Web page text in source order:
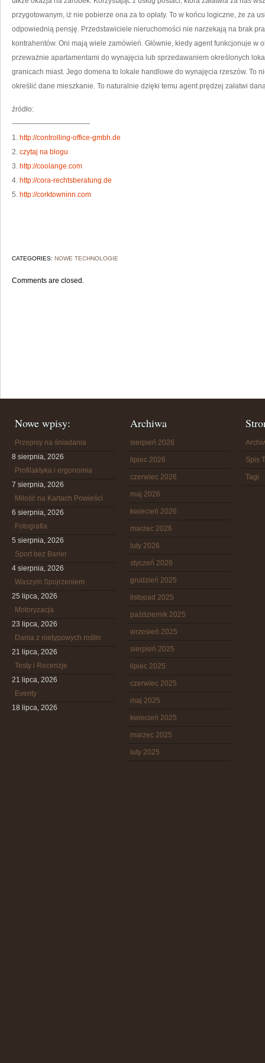
przygotowanym, iż nie pobierze ona za to opłaty. To w końcu logiczne, że za
odpowiednią pensję. Przedstawiciele nieruchomości nie narzekają na brak
kontrahentów. Oni mają wiele zamówień. Głównie, kiedy agent funkcjonuje w
przeważnie apartamentami do wynajęcia lub sprzedawaniem określonych
granicach miast. Jego domena to lokale handlowe do wynajęcia rzeszów. To
określić dane mieszkanie. To naturalnie dzięki temu agent prędzej załatwi
źródło:
———————————
1. http://controlling-office-gmbh.de
2. czytaj na blogu
3. http://coolange.com
4. http://cora-rechtsberatung.de
5. http://corktowninn.com
CATEGORIES: NOWE TECHNOLOGIE
Comments are closed.
Nowe wpisy:
Przepisy na śniadania
8 sierpnia, 2026
Profilaktyka i ergonomia
7 sierpnia, 2026
Miłość na Kartach Powieści
6 sierpnia, 2026
Fotografia
5 sierpnia, 2026
Sport bez Barier
4 sierpnia, 2026
Waszym Spojrzeniem
25 lipca, 2026
Motoryzacja
23 lipca, 2026
Dania z nietypowych roślin
21 lipca, 2026
Testy i Recenzje
21 lipca, 2026
Eventy
18 lipca, 2026
Archiwa
sierpień 2026
lipiec 2026
czerwiec 2026
maj 2026
kwiecień 2026
marzec 2026
luty 2026
styczeń 2026
grudzień 2025
listopad 2025
październik 2025
wrzesień 2025
sierpień 2025
lipiec 2025
czerwiec 2025
maj 2025
kwiecień 2025
marzec 2025
luty 2025
Spis
Tagi